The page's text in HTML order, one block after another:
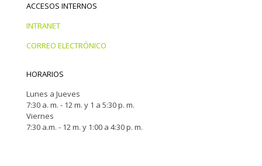
ACCESOS INTERNOS
INTRANET
CORREO ELECTRÓNICO
HORARIOS
Lunes a Jueves
7:30 a. m. - 12 m. y 1 a 5:30 p. m.
Viernes
7:30 a.m. - 12 m. y 1:00 a 4:30 p. m.